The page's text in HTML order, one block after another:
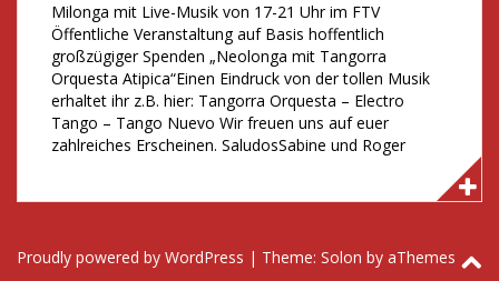
Milonga mit Live-Musik von 17-21 Uhr im FTV
Öffentliche Veranstaltung auf Basis hoffentlich
großzügiger Spenden „Neolonga mit Tangorra
Orquesta Atipica“Einen Eindruck von der tollen Musik
erhaltet ihr z.B. hier: Tangorra Orquesta – Electro
Tango – Tango Nuevo Wir freuen uns auf euer
zahlreiches Erscheinen. SaludosSabine und Roger
Proudly powered by WordPress | Theme: Solon by aThemes